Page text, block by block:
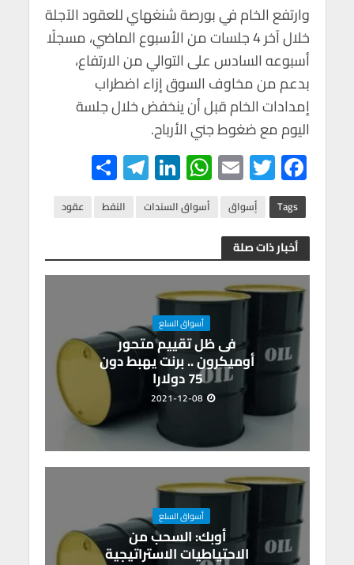
وارتفع الخام في بورصة شنغهاي للعقود الآجلة
خلال آخر 4 جلسات من الأسبوع الماضي، مسجلًا
أسبوعه السادس على التوالي من الارتفاع،
بدعم من مخاوف السوق إزاء اضطراب
إمدادات الخام قبل أن ينخفض خلال جلسة
اليوم مع ضغوط جني الأرباح.
F
ac
e
b
o
o
T
wi
tt
er
E
m
ail
W
h
at
A
p
p
Li
n
ke
n
Te
le
gr
m
h
ar Tags أٍسواق أسواق السندات النفط عقود
أخبار ذات صلة
أسواق السلع
فى ظل تقييم متحور
أوميكرون .. برنت يهبط دون
75 دولارا
2021-12-08
أسواق السلع
أوبك: السحب من
الاحتياطيات الاستراتيجية